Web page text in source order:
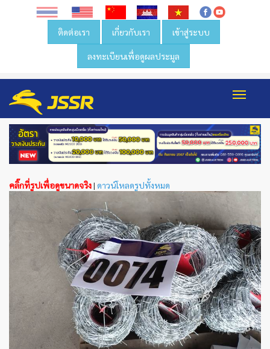
ติดต่อเรา เกี่ยวกับเรา เข้าสู่ระบบ
ลงทะเบียนเพื่อดูผลประมูล
คลิ๊กที่รูปเพื่อดูขนาดจริง| ดาวน์โหลดรูปทั้งหมด